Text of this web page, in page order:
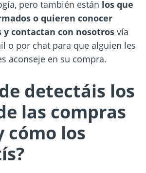
pero también están los que
o quieren conocer
y contactan con nosotros vía
o por chat para que alguien les
aconseje en su compra.
detectáis los
las compras
cómo los